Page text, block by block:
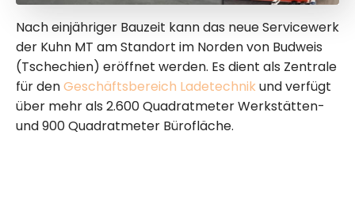
Nach einjähriger Bauzeit kann das neue Servicewerk
der Kuhn MT am Standort im Norden von Budweis
(Tschechien) eröffnet werden. Es dient als Zentrale
für denGeschäftsbereich Ladetechnik und verfügt
über mehr als 2.600 Quadratmeter Werkstätten-
und 900 Quadratmeter Bürofläche.